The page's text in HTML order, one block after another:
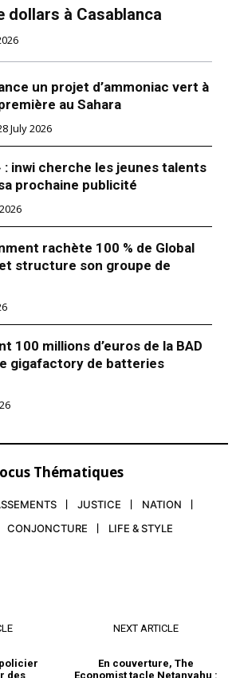
dollars à Casablanca
un projet d’ammoniac vert à
au Sahara
July 2026
: inwi cherche les jeunes talents
prochaine publicité
rachète 100 % de Global
structure son groupe de
100 millions d’euros de la BAD
gigafactory de batteries
Thématiques
JUSTICE
NATION
CONJONCTURE LIFE & STYLE
des
NEXT ARTICLE
En couverture, The
Economist tacle Netanyahu :